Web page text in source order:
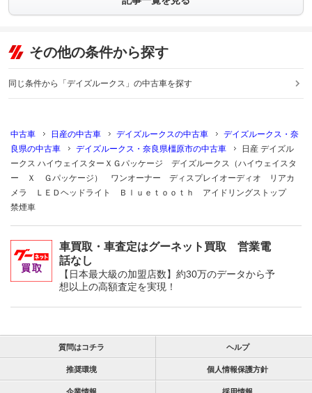
その他の条件から探す
同じ条件から「デイズルークス」の中古車を探す
中古車 日産の中古車 デイズルークスの中古車
デイズルークス・奈
良県の中古車
デイズルークス・奈良県橿原市の中古車
日産 デイズル
ークス ハイウェイスターＸＧパッケージ デイズルークス（ハイウェイスタ
ー Ｘ Ｇパッケージ） ワンオーナー ディスプレイオーディオ リアカ
メラ ＬＥＤヘッドライト Ｂｌｕｅｔｏｏｔｈ アイドリングストップ
禁煙車
車買取・車査定はグーネット買取 営業電
話なし
【日本最大級の加盟店数】約30万のデータから予
想以上の高額査定を実現！
質問はコチラ ヘルプ
推奨環境 個人情報保護方針